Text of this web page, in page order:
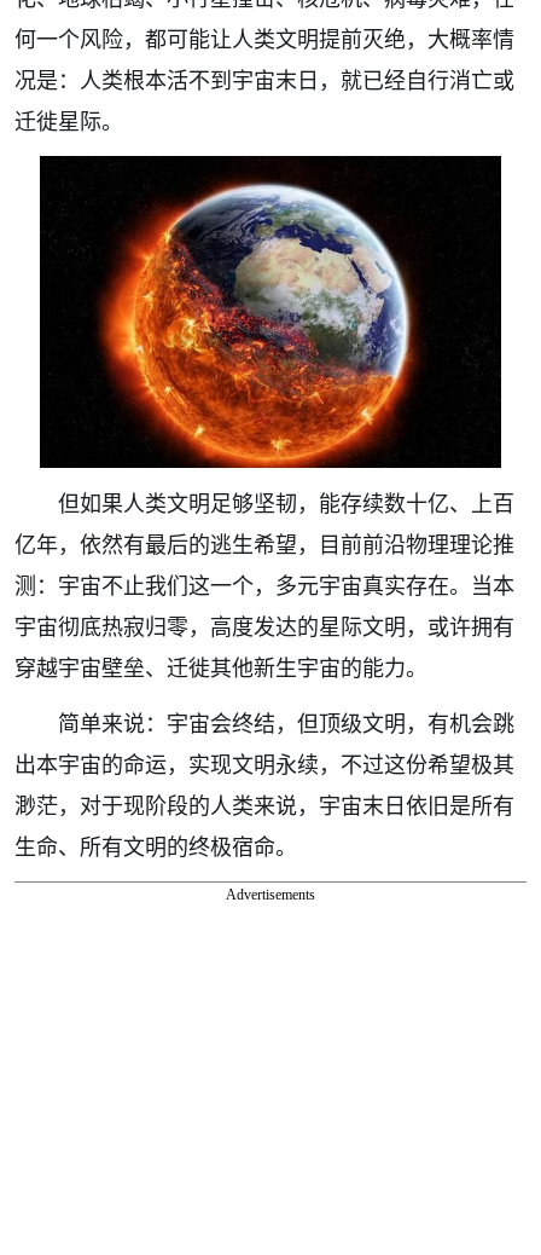
何一个风险，都可能让人类文明提前灭绝，大概率情
况是：人类根本活不到宇宙末日，就已经自行消亡或
迁徙星际。
但如果人类文明足够坚韧，能存续数十亿、上百
亿年，依然有最后的逃生希望，目前前沿物理理论推
测：宇宙不止我们这一个，多元宇宙真实存在。当本
宇宙彻底热寂归零，高度发达的星际文明，或许拥有
穿越宇宙壁垒、迁徙其他新生宇宙的能力。
简单来说：宇宙会终结，但顶级文明，有机会跳
出本宇宙的命运，实现文明永续，不过这份希望极其
渺茫，对于现阶段的人类来说，宇宙末日依旧是所有
生命、所有文明的终极宿命。
Advertisements